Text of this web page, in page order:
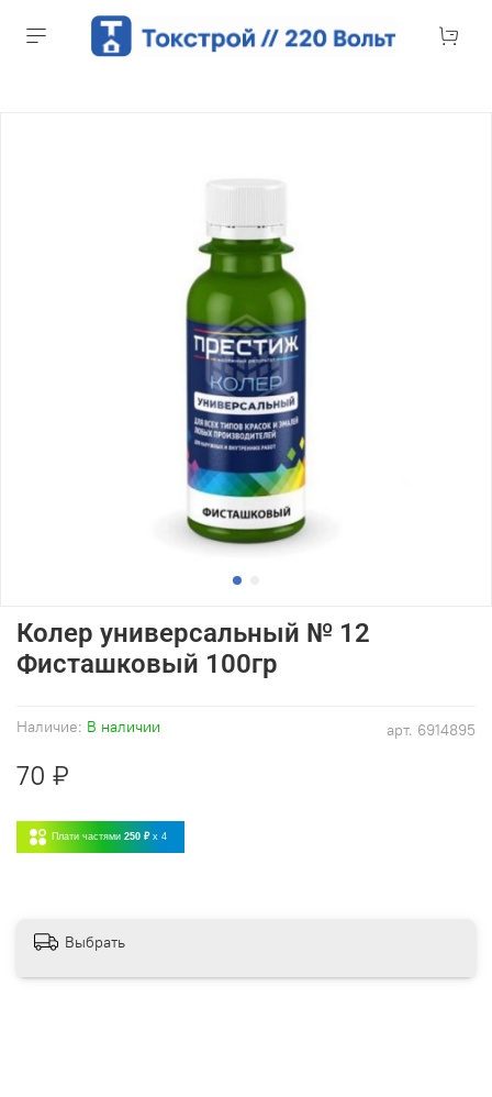
арт. 6914895
Наличие: В наличии
Колер универсальный № 12
Фисташковый 100гр
70 ₽
Плати частями 250 ₽ x 4
Выбрать